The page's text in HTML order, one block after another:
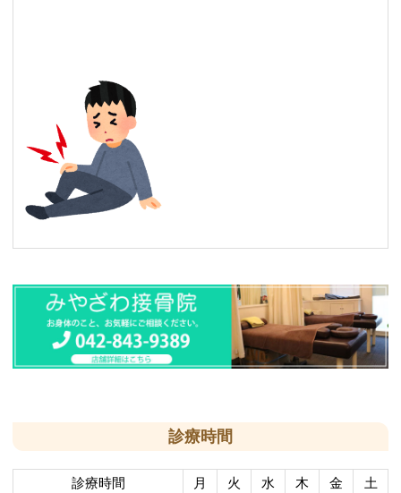
診療時間
診療時間 月 火 水 木 金
土